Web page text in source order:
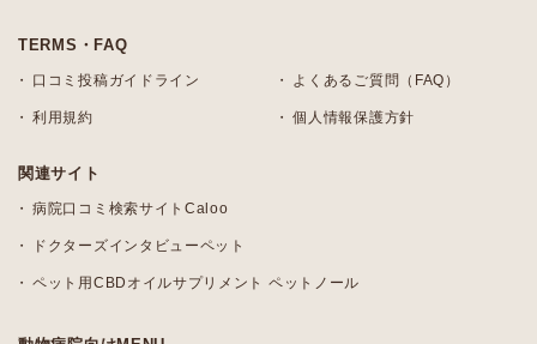
TERMS・FAQ
口コミ投稿ガイドライン よくあるご質問（FAQ）
利用規約 個人情報保護方針
関連サイト
病院口コミ検索サイトCaloo
ドクターズインタビューペット
ペット用CBDオイルサプリメント ペットノール